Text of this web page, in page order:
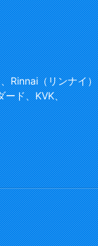
Rinnai（リンナイ）
ード、KVK、